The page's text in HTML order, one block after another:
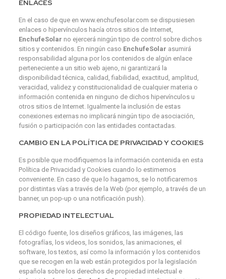
ENLACES
En el caso de que en www.enchufesolar.com se dispusiesen
enlaces o hipervínculos hacía otros sitios de Internet,
EnchufeSolar no ejercerá ningún tipo de control sobre dichos
sitios y contenidos. En ningún caso EnchufeSolar asumirá
responsabilidad alguna por los contenidos de algún enlace
perteneciente a un sitio web ajeno, ni garantizará la
disponibilidad técnica, calidad, fiabilidad, exactitud, amplitud,
veracidad, validez y constitucionalidad de cualquier materia o
información contenida en ninguno de dichos hipervínculos u
otros sitios de Internet. Igualmente la inclusión de estas
conexiones externas no implicará ningún tipo de asociación,
fusión o participación con las entidades contactadas.
CAMBIO EN LA POLÍTICA DE PRIVACIDAD Y COOKIES
Es posible que modifiquemos la información contenida en esta
Política de Privacidad y Cookies cuando lo estimemos
conveniente. En caso de que lo hagamos, se lo notificaremos
por distintas vías a través de la Web (por ejemplo, a través de un
banner, un pop-up o una notificación push).
PROPIEDAD INTELECTUAL
El código fuente, los diseños gráficos, las imágenes, las
fotografías, los videos, los sonidos, las animaciones, el
software, los textos, así como la información y los contenidos
que se recogen en la web están protegidos por la legislación
española sobre los derechos de propiedad intelectual e